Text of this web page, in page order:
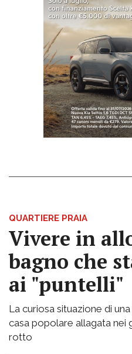
QUARTIERE PRAIA
Vivere in
bagno che
ai "puntelli"
La curiosa situazione di
casa popolare allagata nei
rotto